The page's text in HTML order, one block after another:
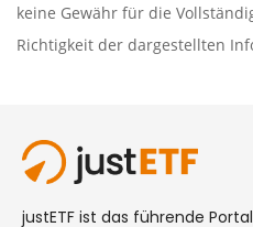
keine Gewähr für die
Richtigkeit der dargestellten